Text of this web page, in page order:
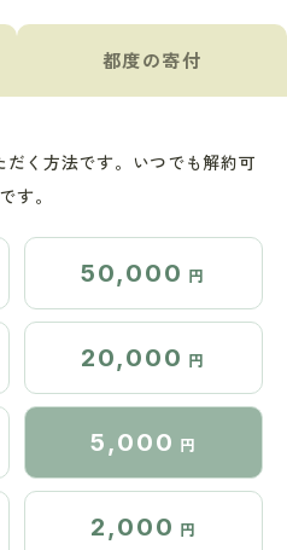
都度の寄付
く方法です。いつでも解約可
す。
50,000 円
20,000 円
5,000 円
2,000 円